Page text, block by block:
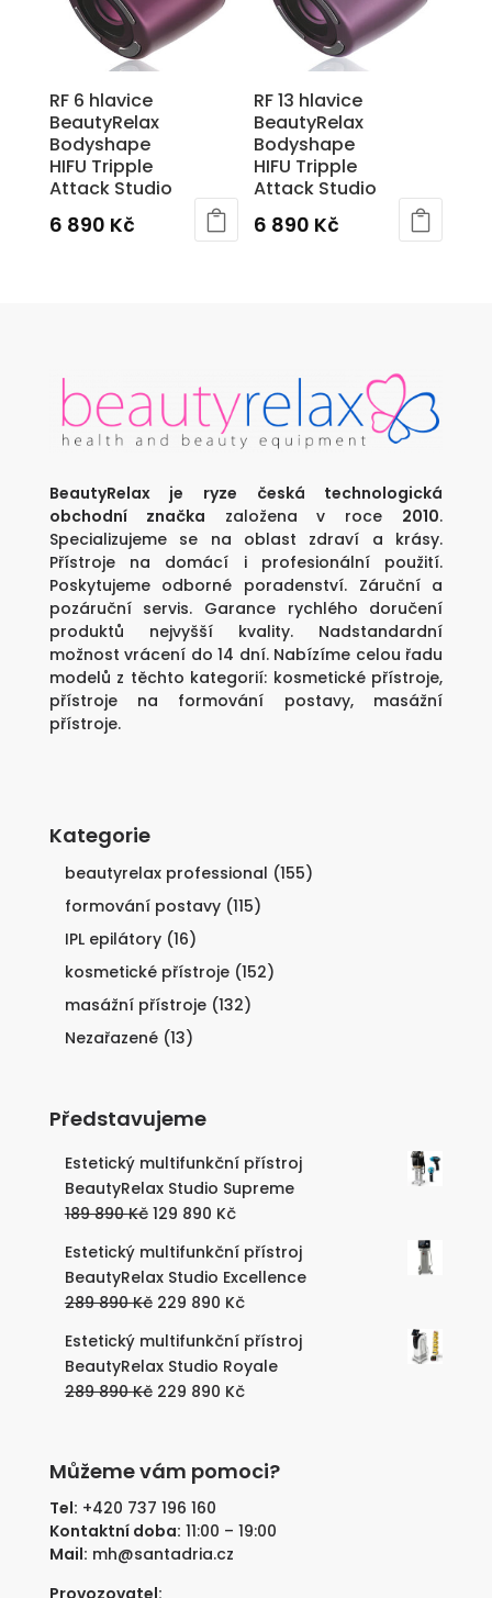
RF 6 hlavice
BeautyRelax
Bodyshape
HIFU Tripple
Attack Studio
6 890 Kč
RF 13 hlavice
BeautyRelax
Bodyshape
HIFU Tripple
Attack Studio
6 890 Kč
BeautyRelax je ryze česká technologická
obchodní značka založena v roce 2010.
Specializujeme se na oblast zdraví a krásy.
Přístroje na domácí i profesionální použití.
Poskytujeme odborné poradenství. Záruční a
pozáruční servis. Garance rychlého doručení
produktů nejvyšší kvality. Nadstandardní
možnost vrácení do 14 dní. Nabízíme celou řadu
modelů z těchto kategorií: kosmetické přístroje,
přístroje na formování postavy, masážní
přístroje.
Kategorie
beautyrelax professional (155)
formování postavy (115)
IPL epilátory (16)
kosmetické přístroje (152)
masážní přístroje (132)
Nezařazené (13)
Představujeme
Estetický multifunkční přístroj
BeautyRelax Studio Supreme
189 890Kč Původní
byla:
189
890 Kč.
129 890 KčAktuální
je:
129
890 Kč.
Estetický multifunkční přístroj
BeautyRelax Studio Excellence
289 890Kč Původní
byla:
289
890 Kč.
229 890 KčAktuální
je:
229
890 Kč.
Estetický multifunkční přístroj
BeautyRelax Studio Royale
289 890Kč Původní
289
890 Kč.
229 890 KčAktuální
229
Můžeme vám pomoci?
Tel: +420 737 196 160
Kontaktní doba: 11:00 – 19:00
Mail: mh@santadria.cz